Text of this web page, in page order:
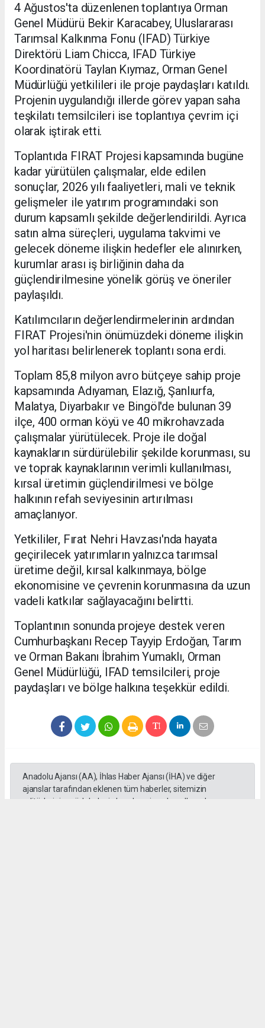
4 Ağustos'ta düzenlenen toplantıya Orman
Genel Müdürü Bekir Karacabey, Uluslararası
Tarımsal Kalkınma Fonu (IFAD) Türkiye
Direktörü Liam Chicca, IFAD Türkiye
Koordinatörü Taylan Kıymaz, Orman Genel
Müdürlüğü yetkilileri ile proje paydaşları katıldı.
Projenin uygulandığı illerde görev yapan saha
teşkilatı temsilcileri ise toplantıya çevrim içi
olarak iştirak etti.
Toplantıda FIRAT Projesi kapsamında bugüne
kadar yürütülen çalışmalar, elde edilen
sonuçlar, 2026 yılı faaliyetleri, mali ve teknik
gelişmeler ile yatırım programındaki son
durum kapsamlı şekilde değerlendirildi. Ayrıca
satın alma süreçleri, uygulama takvimi ve
gelecek döneme ilişkin hedefler ele alınırken,
kurumlar arası iş birliğinin daha da
güçlendirilmesine yönelik görüş ve öneriler
paylaşıldı.
Katılımcıların değerlendirmelerinin ardından
FIRAT Projesi'nin önümüzdeki döneme ilişkin
yol haritası belirlenerek toplantı sona erdi.
Toplam 85,8 milyon avro bütçeye sahip proje
kapsamında Adıyaman, Elazığ, Şanlıurfa,
Malatya, Diyarbakır ve Bingöl'de bulunan 39
ilçe, 400 orman köyü ve 40 mikrohavzada
çalışmalar yürütülecek. Proje ile doğal
kaynakların sürdürülebilir şekilde korunması, su
ve toprak kaynaklarının verimli kullanılması,
kırsal üretimin güçlendirilmesi ve bölge
halkının refah seviyesinin artırılması
amaçlanıyor.
Yetkililer, Fırat Nehri Havzası'nda hayata
geçirilecek yatırımların yalnızca tarımsal
üretime değil, kırsal kalkınmaya, bölge
ekonomisine ve çevrenin korunmasına da uzun
vadeli katkılar sağlayacağını belirtti.
Toplantının sonunda projeye destek veren
Cumhurbaşkanı Recep Tayyip Erdoğan, Tarım
ve Orman Bakanı İbrahim Yumaklı, Orman
Genel Müdürlüğü, IFAD temsilcileri, proje
paydaşları ve bölge halkına teşekkür edildi.
Anadolu Ajansı (AA), İhlas Haber Ajansı (İHA) ve diğer
ajanslar tarafından eklenen tüm haberler, sitemizin
editörlerinin müdahalesi olmadan ajans kanallarından